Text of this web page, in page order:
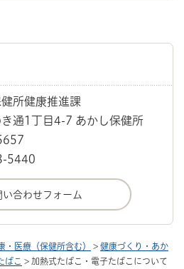
所健康推進課
通1丁目4-7 あかし保健所
5440
・医療（保健所含む） > 健康づくり・あか
ばこ > 加熱式たばこ・電子たばこについて